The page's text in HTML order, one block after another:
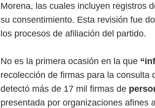
Morena, las cuales incluyen registros
su consentimiento. Esta revisión fue
los procesos de afiliación del partido.
No es la primera ocasión en la que
recolección de firmas para la consulta
detectó más de 17 mil firmas de
presentada por organizaciones afines